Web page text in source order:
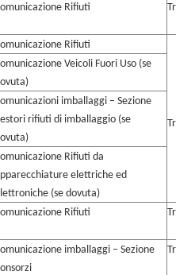
Rifiuti
Rifiuti
Veicoli Fuori Uso (se
imballaggi – Sezione
rifiuti di imballaggio (se
Rifiuti da
elettriche ed
(se dovuta)
Rifiuti
imballaggi – Sezione